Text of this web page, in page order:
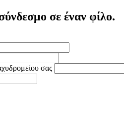
σε έναν φίλο.
σας